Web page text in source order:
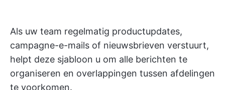
Als uw team regelmatig productupdates,
campagne-e-mails of nieuwsbrieven verstuurt,
helpt deze sjabloon u om alle berichten te
organiseren en overlappingen tussen afdelingen
te voorkomen.